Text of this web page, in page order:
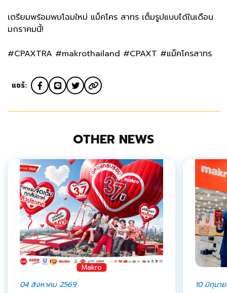
เตรียมพร้อมพบโฉมใหม่ แม็คโคร สาทร เต็มรูปแบบได้ในเดือน
มกราคมนี้!
#CPAXTRA #makrothailand #CPAXT #แม็คโครสาทร
แชร์:
OTHER NEWS
Makro
04 สิงหาคม 2569 10 มิถุนา